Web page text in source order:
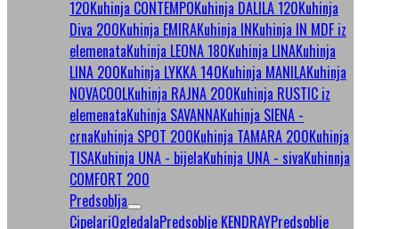
120Kuhinja CONTEMPOKuhinja DALILA 120Kuhinja
Diva 200Kuhinja EMIRAKuhinja INKuhinja IN MDF iz
elemenataKuhinja LEONA 180Kuhinja LINAKuhinja
LINA 200Kuhinja LYKKA 140Kuhinja MANILAKuhinja
NOVACOOLKuhinja RAJNA 200Kuhinja RUSTIC iz
elemenataKuhinja SAVANNAKuhinja SIENA -
crnaKuhinja SPOT 200Kuhinja TAMARA 200Kuhinja
TISAKuhinja UNA - bijelaKuhinja UNA - sivaKuhinnja
COMFORT 200
Predsoblja
CipelariOgledalaPredsoblje KENDRAYPredsoblje